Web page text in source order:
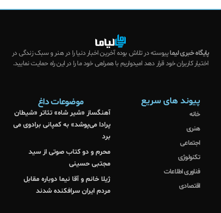
پایگاه خبری لیماپیوسته در تلاش بوده آخرین اخبار دنیا را در هنر و سبک زندگی در
اختیار کاربران خود قرار دهد امیدواریم با همراهی خود ما را در این راه حمایت نمایید.
پیوند های سریع
خانه
هنری
اجتماعی
تکنولوژی
فناوری اطلاعات
اقتصادی
موضوعات داغ
آهنگساز «شیر شاه» تئاتر «شیطان
پرادا می‌پوشد» به کمپانی برادوی می
برد
محرم و دو کتاب صوتی از سید
مجتبی حسینی
ژیلا خانم و آقا نیما دوباره مقابل
مردم ایران سرافکنده شدند